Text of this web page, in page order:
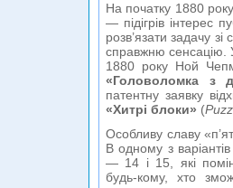
На початку 1880
— підігрів інтерес
розв’язати задачу
справжню сенсацію.
1880 року Ной
«Головоломка з
патентну заявку
«Хитрі блоки» (
Особливу славу
В одному з
— 14 і 15, які
будь-кому, хто